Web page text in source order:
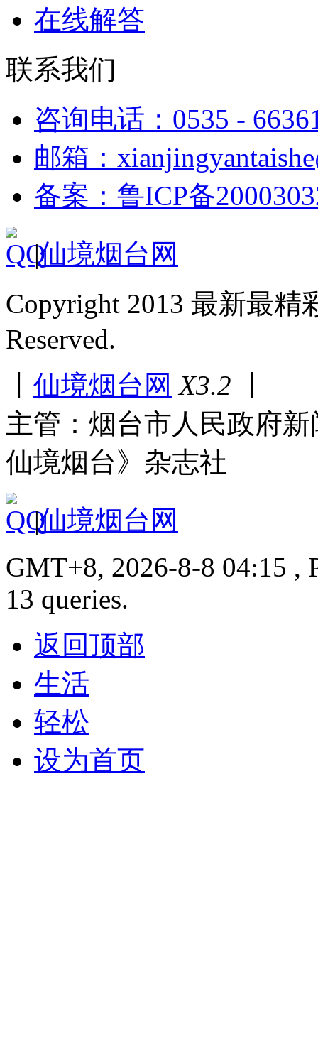
在线解答
联系我们
咨询电话：0535 -
邮箱：
备案：鲁ICP备
|仙境烟台网
Copyright 2013 最新最
Reserved.
仙境烟台网 X3.2
主管：烟台市人民政府
仙境烟台》杂志社
|仙境烟台网
GMT+8, 2026-8-8 04:15 ,
13 queries.
返回顶部
生活
轻松
设为首页